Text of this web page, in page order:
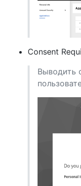
Consent
Выводить